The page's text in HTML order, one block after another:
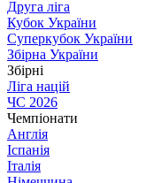
Друга ліга
Кубок України
Суперкубок України
Збірна України
Збірні
Ліга націй
ЧС 2026
Чемпіонати
Англія
Іспанія
Італія